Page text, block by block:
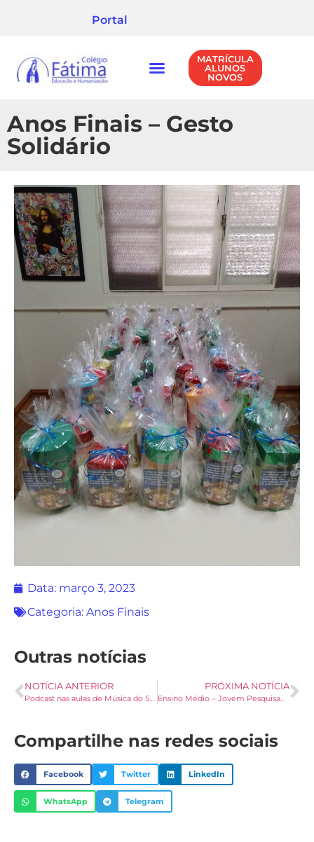
Portal
MATRÍCULA
ALUNOS
NOVOS
Anos Finais – Gesto
Solidário
Data: março 3, 2023
Categoria: Anos Finais
Outras notícias
NOTÍCIA ANTERIOR
Podcast nas aulas de Música do 5º ano – Turma 153
PRÓXIMA NOTÍCIA
Ensino Médio – Jovem Pesquisador UFSM – 5º JAI
Compartilhe nas redes sociais
Facebook Twitter LinkedIn
WhatsApp Telegram